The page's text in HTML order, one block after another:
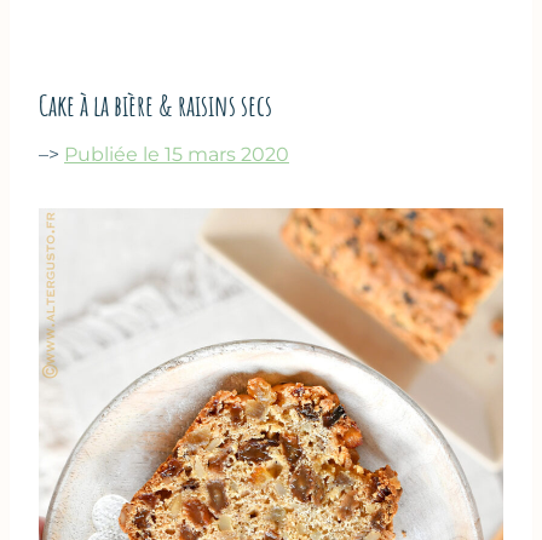
Cake à la bière & raisins secs
–> Publiée le 15 mars 2020